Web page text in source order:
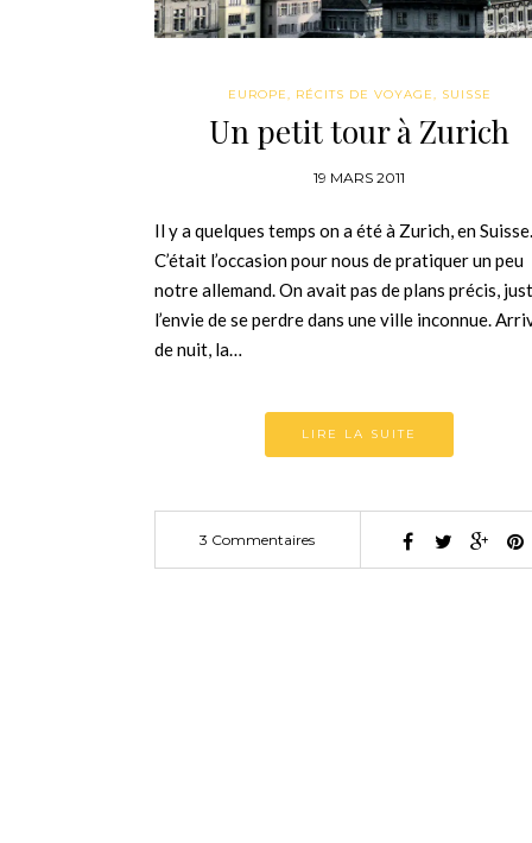
EUROPE, RÉCITS DE VOYAGE, SUISSE
Un petit tour à Zurich
19 MARS 2011
Il y a quelques temps on a été à Zurich, en Suisse.
C’était l’occasion pour nous de pratiquer un peu
notre allemand. On avait pas de plans précis,
l’envie de se perdre dans une ville inconnue.
de nuit, la…
LIRE LA SUITE
3 Commentaires